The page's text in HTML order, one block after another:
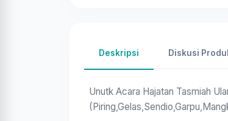
Deskripsi Diskusi
Unutk Acara Hajatan Tasmiah